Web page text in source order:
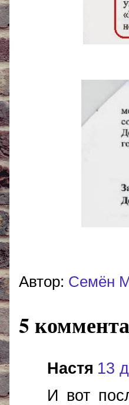
Автор: Cемён
5
Настя 13
И вот